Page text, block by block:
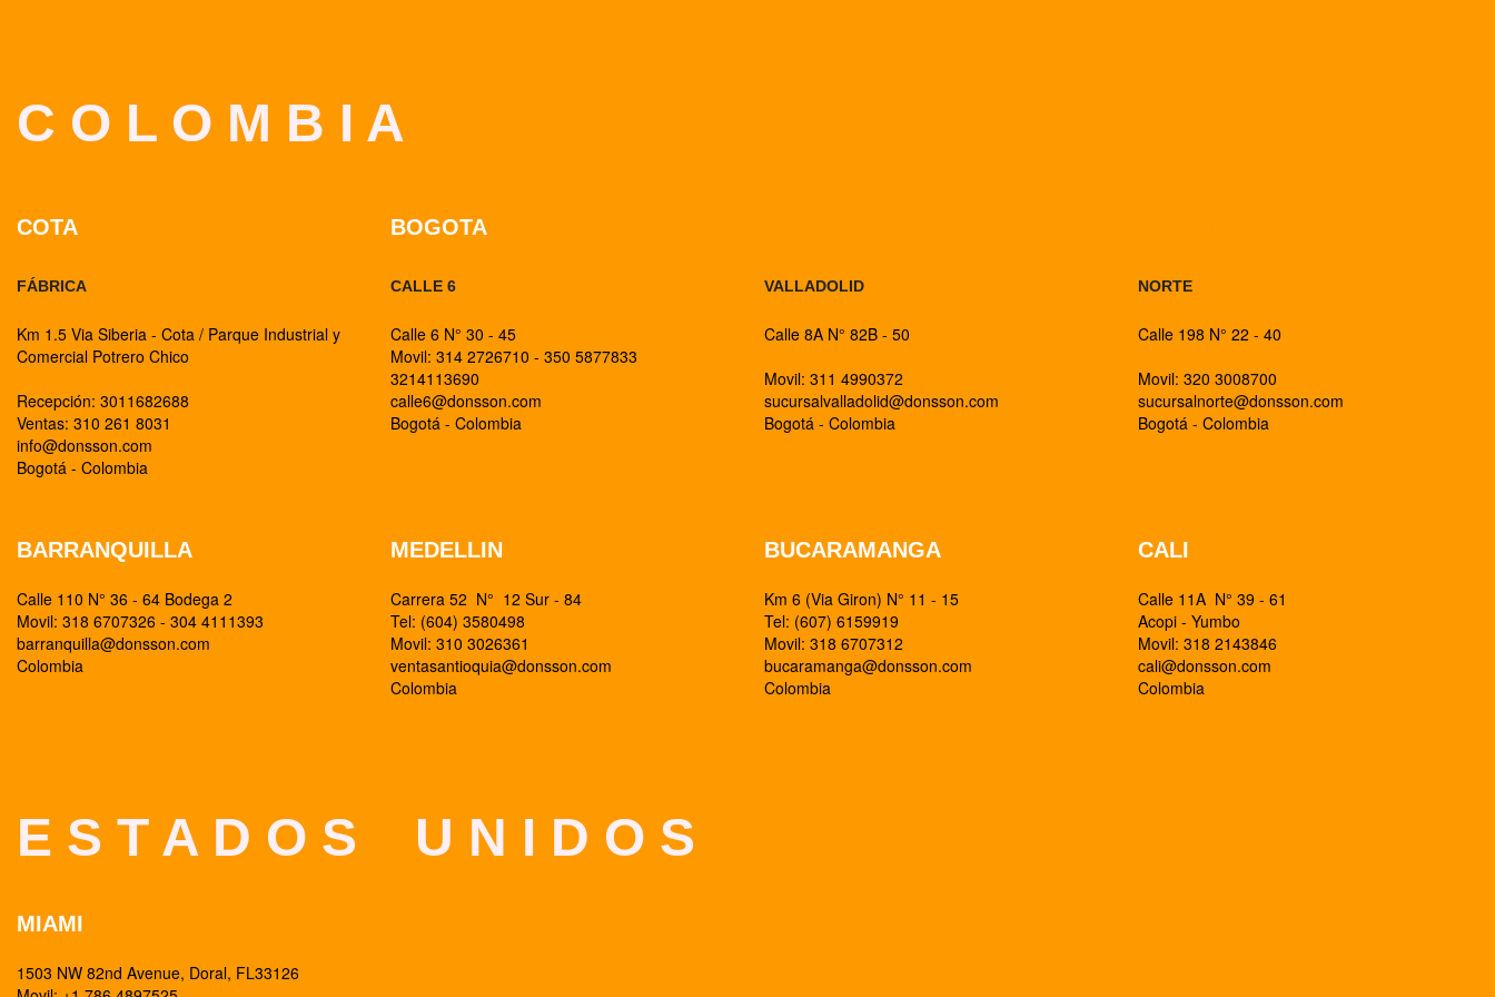
C O L O M B I A
COTA
FÁBRICA
Km 1.5 Via Siberia - Cota / Parque Industrial y
Comercial Potrero Chico
Recepción: 3011682688
Ventas: 310 261 8031
info@donsson.com
Bogotá - Colombia
BOGOTA
CALLE 6
Calle 6 N° 30 - 45
Movil: 314 2726710 - 350 5877833
3214113690
calle6@donsson.com
Bogotá - Colombia
VALLADOLID
Calle 8A N° 82B - 50
Movil: 311 4990372
sucursalvalladolid@donsson.com
Bogotá - Colombia
NORTE
Calle 198 N° 22 - 40
Movil: 320 3008700
sucursalnorte@donsson.com
Bogotá - Colombia
BARRANQUILLA
Calle 110 N° 36 - 64 Bodega 2
Movil: 318 6707326 - 304 4111393
barranquilla@donsson.com
Colombia
MEDELLIN
Carrera 52 N° 12 Sur - 84
Tel: (604) 3580498
Movil: 310 3026361
ventasantioquia@donsson.com
Colombia
BUCARAMANGA
Km 6 (Via Giron) N° 11 - 15
Tel: (607) 6159919
Movil: 318 6707312
bucaramanga@donsson.com
Colombia
CALI
Calle 11A N° 39 - 61
Acopi - Yumbo
Movil: 318 2143846
cali@donsson.com
Colombia
E S T A D O S U N I D O S
MIAMI
1503 NW 82nd Avenue, Doral, FL33126